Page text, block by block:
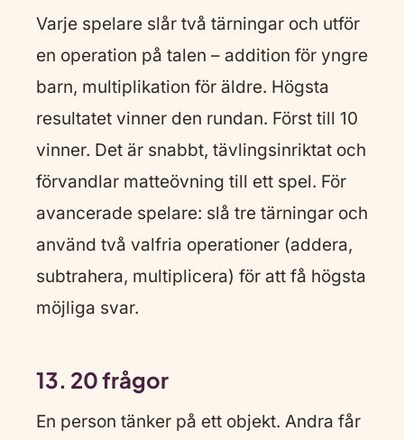
Varje spelare slår två tärningar och utför
en operation på talen – addition för yngre
barn, multiplikation för äldre. Högsta
resultatet vinner den rundan. Först till 10
vinner. Det är snabbt, tävlingsinriktat och
förvandlar matteövning till ett spel. För
avancerade spelare: slå tre tärningar och
använd två valfria operationer (addera,
subtrahera, multiplicera) för att få högsta
möjliga svar.
13. 20 frågor
En person tänker på ett objekt. Andra får